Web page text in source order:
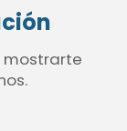
mostrarte